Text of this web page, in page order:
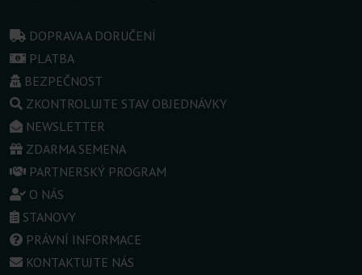
DOPRAVA A DORUČENÍ
PLATBA
BEZPEČNOST
ZKONTROLUJTE STAV OBJEDNÁVKY
NEWSLETTER
ZDARMA SEMENA
PARTNERSKÝ PROGRAM
O NÁS
STANOVY
PRÁVNÍ INFORMACE
KONTAKTUJTE NÁS